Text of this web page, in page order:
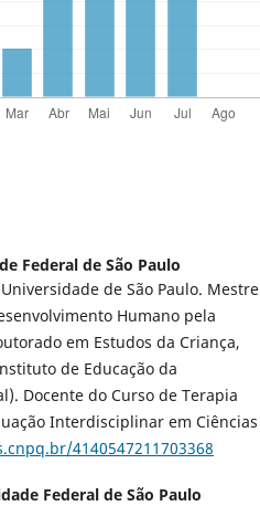
Federal de São Paulo
de São Paulo. Mestre
Humano pela
em Estudos da Criança,
de Educação da
Docente do Curso de Terapia
Interdisciplinar em Ciências
4140547211703368
Federal de São Paulo